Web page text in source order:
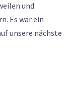
und
Es war ein
unsere nächste